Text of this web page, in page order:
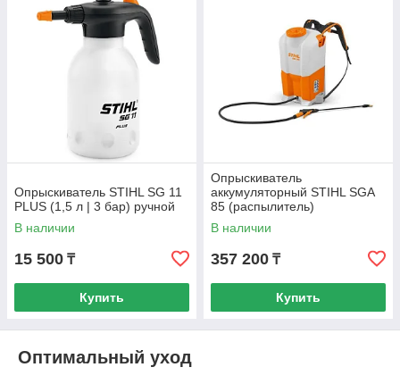
Опрыскиватель STIHL SG 11
PLUS (1,5 л | 3 бар) ручной
В наличии
15 500 ₸
Купить
Опрыскиватель
аккумуляторный STIHL SGA
85 (распылитель)
48540117004
В наличии
357 200 ₸
Купить
Оптимальный уход